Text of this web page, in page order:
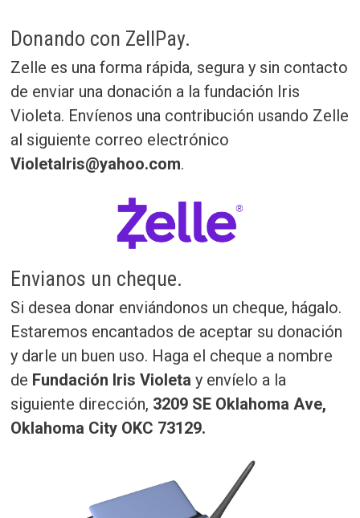
Donando con ZellPay.
Zelle es una forma rápida, segura y sin contacto
de enviar una donación a la fundación Iris
Violeta. Envíenos una contribución usando Zelle
al siguiente correo electrónico
VioletaIris@yahoo.com.
Envianos un cheque.
Si desea donar enviándonos un cheque, hágalo.
Estaremos encantados de aceptar su donación
y darle un buen uso. Haga el cheque a nombre
de Fundación Iris Violeta y envíelo a la
siguiente dirección, 3209 SE Oklahoma Ave,
Oklahoma City OKC 73129.